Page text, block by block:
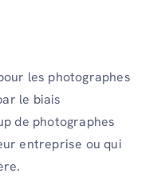
les photographes
le biais
de photographes
entreprise ou qui